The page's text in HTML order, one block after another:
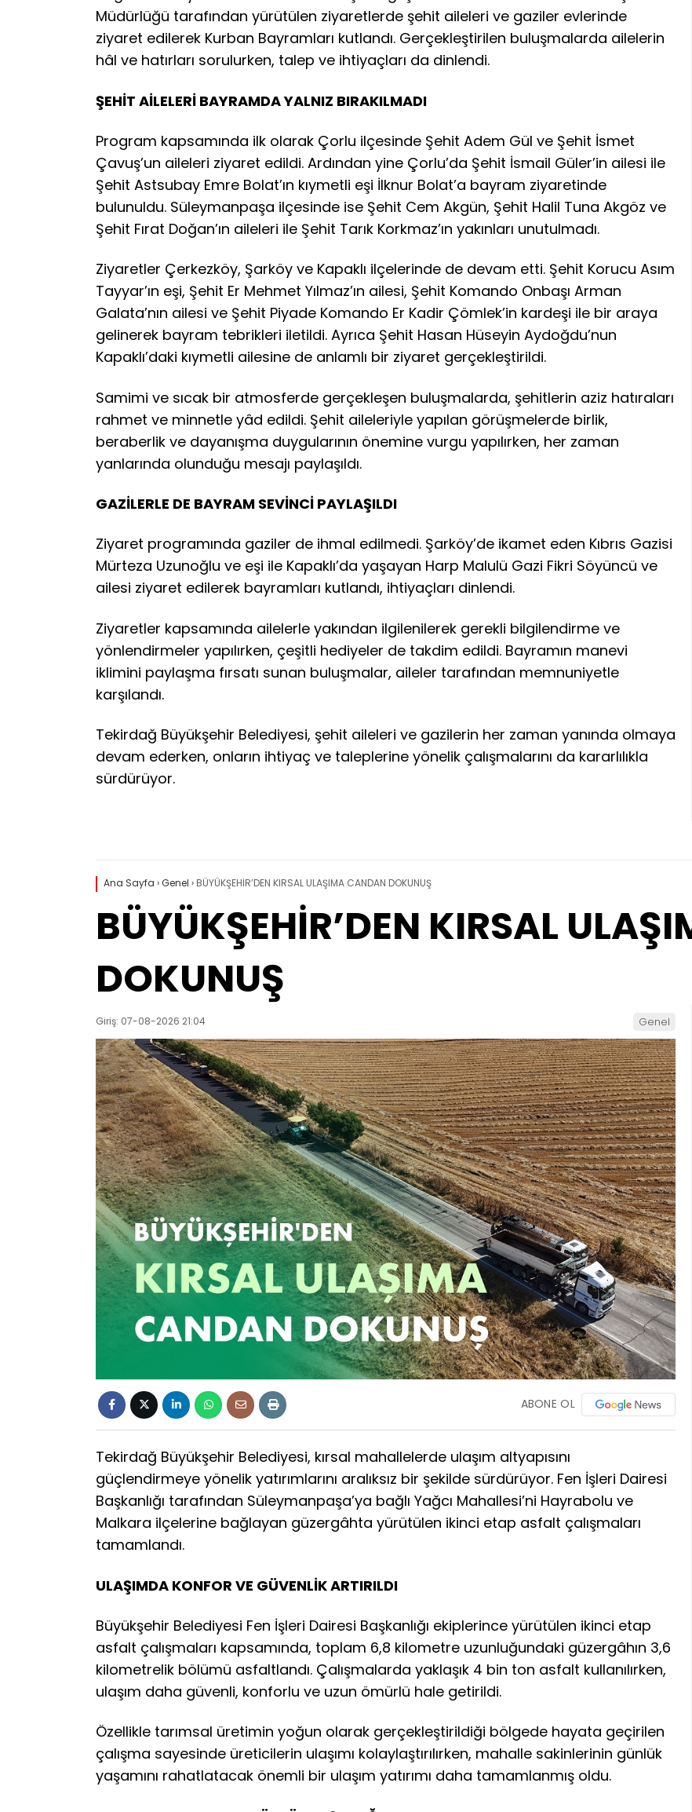
Müdürlüğü tarafından yürütülen ziyaretlerde şehit aileleri ve gaziler evlerinde
ziyaret edilerek Kurban Bayramları kutlandı. Gerçekleştirilen buluşmalarda ailelerin
hâl ve hatırları sorulurken, talep ve ihtiyaçları da dinlendi.
ŞEHİT AİLELERİ BAYRAMDA YALNIZ BIRAKILMADI
Program kapsamında ilk olarak Çorlu ilçesinde Şehit Adem Gül ve Şehit İsmet
Çavuş’un aileleri ziyaret edildi. Ardından yine Çorlu’da Şehit İsmail Güler’in ailesi ile
Şehit Astsubay Emre Bolat’ın kıymetli eşi İlknur Bolat’a bayram ziyaretinde
bulunuldu. Süleymanpaşa ilçesinde ise Şehit Cem Akgün, Şehit Halil Tuna Akgöz ve
Şehit Fırat Doğan’ın aileleri ile Şehit Tarık Korkmaz’ın yakınları unutulmadı.
Ziyaretler Çerkezköy, Şarköy ve Kapaklı ilçelerinde de devam etti. Şehit Korucu Asım
Tayyar’ın eşi, Şehit Er Mehmet Yılmaz’ın ailesi, Şehit Komando Onbaşı Arman
Galata’nın ailesi ve Şehit Piyade Komando Er Kadir Çömlek’in kardeşi ile bir araya
gelinerek bayram tebrikleri iletildi. Ayrıca Şehit Hasan Hüseyin Aydoğdu’nun
Kapaklı’daki kıymetli ailesine de anlamlı bir ziyaret gerçekleştirildi.
Samimi ve sıcak bir atmosferde gerçekleşen buluşmalarda, şehitlerin aziz hatıraları
rahmet ve minnetle yâd edildi. Şehit aileleriyle yapılan görüşmelerde birlik,
beraberlik ve dayanışma duygularının önemine vurgu yapılırken, her zaman
yanlarında olunduğu mesajı paylaşıldı.
GAZİLERLE DE BAYRAM SEVİNCİ PAYLAŞILDI
Ziyaret programında gaziler de ihmal edilmedi. Şarköy’de ikamet eden Kıbrıs Gazisi
Mürteza Uzunoğlu ve eşi ile Kapaklı’da yaşayan Harp Malulü Gazi Fikri Söyüncü ve
ailesi ziyaret edilerek bayramları kutlandı, ihtiyaçları dinlendi.
Ziyaretler kapsamında ailelerle yakından ilgilenilerek gerekli bilgilendirme ve
yönlendirmeler yapılırken, çeşitli hediyeler de takdim edildi. Bayramın manevi
iklimini paylaşma fırsatı sunan buluşmalar, aileler tarafından memnuniyetle
karşılandı.
Tekirdağ Büyükşehir Belediyesi, şehit aileleri ve gazilerin her zaman yanında olmaya
devam ederken, onların ihtiyaç ve taleplerine yönelik çalışmalarını da kararlılıkla
sürdürüyor.
Ana Sayfa ›Genel › BÜYÜKŞEHİR’DEN KIRSAL ULAŞIMA CANDAN DOKUNUŞ
BÜYÜKŞEHİR’DEN KIRSAL
DOKUNUŞ
Giriş: 07-08-2026 21:04 Genel
ABONE OL
Tekirdağ Büyükşehir Belediyesi, kırsal mahallelerde ulaşım altyapısını
güçlendirmeye yönelik yatırımlarını aralıksız bir şekilde sürdürüyor. Fen İşleri Dairesi
Başkanlığı tarafından Süleymanpaşa’ya bağlı Yağcı Mahallesi’ni Hayrabolu ve
Malkara ilçelerine bağlayan güzergâhta yürütülen ikinci etap asfalt çalışmaları
tamamlandı.
ULAŞIMDA KONFOR VE GÜVENLİK ARTIRILDI
Büyükşehir Belediyesi Fen İşleri Dairesi Başkanlığı ekiplerince yürütülen ikinci etap
asfalt çalışmaları kapsamında, toplam 6,8 kilometre uzunluğundaki güzergâhın 3,6
kilometrelik bölümü asfaltlandı. Çalışmalarda yaklaşık 4 bin ton asfalt kullanılırken,
ulaşım daha güvenli, konforlu ve uzun ömürlü hale getirildi.
Özellikle tarımsal üretimin yoğun olarak gerçekleştirildiği bölgede hayata geçirilen
çalışma sayesinde üreticilerin ulaşımı kolaylaştırılırken, mahalle sakinlerinin günlük
yaşamını rahatlatacak önemli bir ulaşım yatırımı daha tamamlanmış oldu.